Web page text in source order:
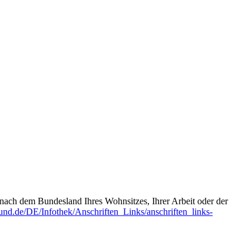
dem Bundesland Ihres Wohnsitzes, Ihrer Arbeit oder der
DE/Infothek/Anschriften_Links/anschriften_links-